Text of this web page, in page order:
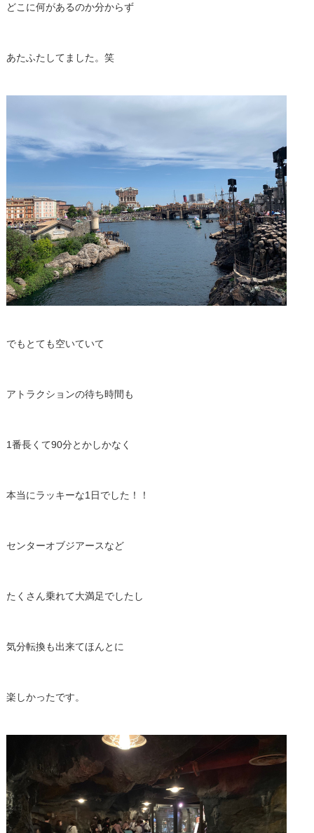
どこに何があるのか分からず
あたふたしてました。笑
でもとても空いていて
アトラクションの待ち時間も
1番長くて90分とかしかなく
本当にラッキーな1日でした！！
センターオブジアースなど
たくさん乗れて大満足でしたし
気分転換も出来てほんとに
楽しかったです。